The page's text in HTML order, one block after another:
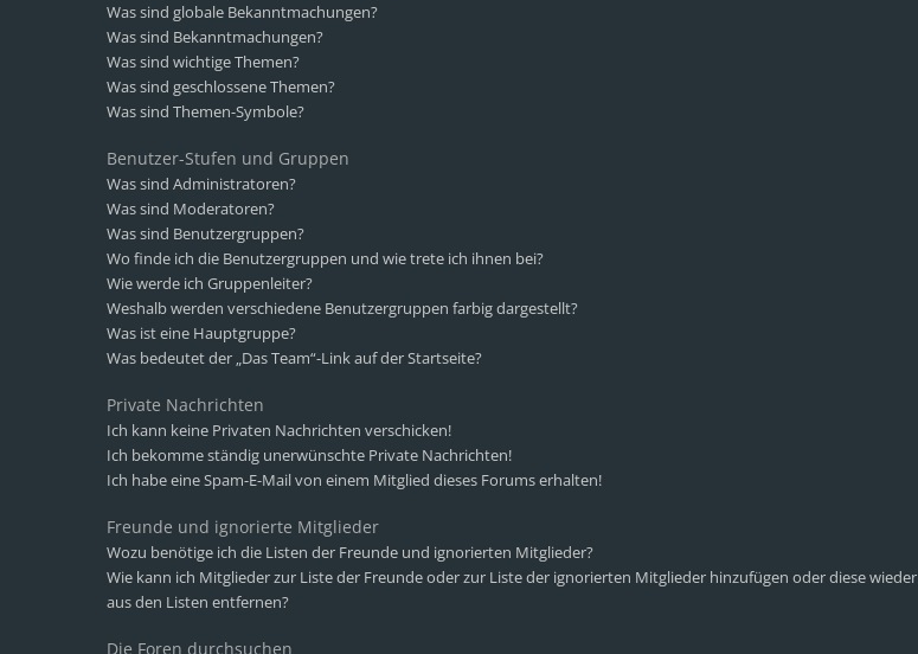
Was sind globale Bekanntmachungen?
Was sind Bekanntmachungen?
Was sind wichtige Themen?
Was sind geschlossene Themen?
Was sind Themen-Symbole?
Benutzer-Stufen und Gruppen
Was sind Administratoren?
Was sind Moderatoren?
Was sind Benutzergruppen?
Wo finde ich die Benutzergruppen und wie trete ich ihnen bei?
Wie werde ich Gruppenleiter?
Weshalb werden verschiedene Benutzergruppen farbig dargestellt?
Was ist eine Hauptgruppe?
Was bedeutet der „Das Team“-Link auf der Startseite?
Private Nachrichten
Ich kann keine Privaten Nachrichten verschicken!
Ich bekomme ständig unerwünschte Private Nachrichten!
Ich habe eine Spam-E-Mail von einem Mitglied dieses Forums erhalten!
Freunde und ignorierte Mitglieder
Wozu benötige ich die Listen der Freunde und ignorierten Mitglieder?
Wie kann ich Mitglieder zur Liste der Freunde oder zur Liste der ignorierten Mitglieder hinzufügen oder diese wieder
aus den Listen entfernen?
Die Foren durchsuchen